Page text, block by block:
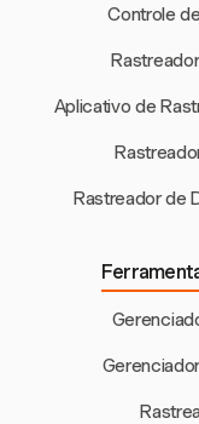
Controle
Aplicativo de
Rastreador de